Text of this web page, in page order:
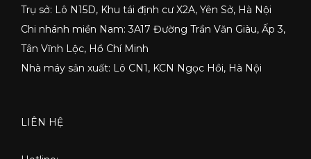
Trụ sở: Lô N15D, Khu tái định cư X2A, Yên Sở, Hà Nội
Chi nhánh miền Nam: 3A17 Đường Trần Văn Giàu, Ấp 3,
Tân Vĩnh Lộc, Hồ Chí Minh
Nhà máy sản xuất: Lô CN1, KCN Ngọc Hồi, Hà Nội
LIÊN HỆ